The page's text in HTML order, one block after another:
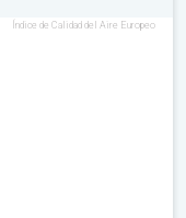
Índice de Calidad del Aire Europeo